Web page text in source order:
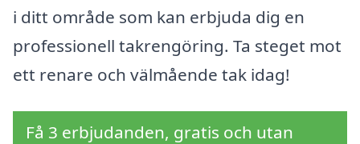
i ditt område som kan erbjuda dig en
professionell takrengöring. Ta steget mot
ett renare och välmående tak idag!
Få 3 erbjudanden, gratis och utan